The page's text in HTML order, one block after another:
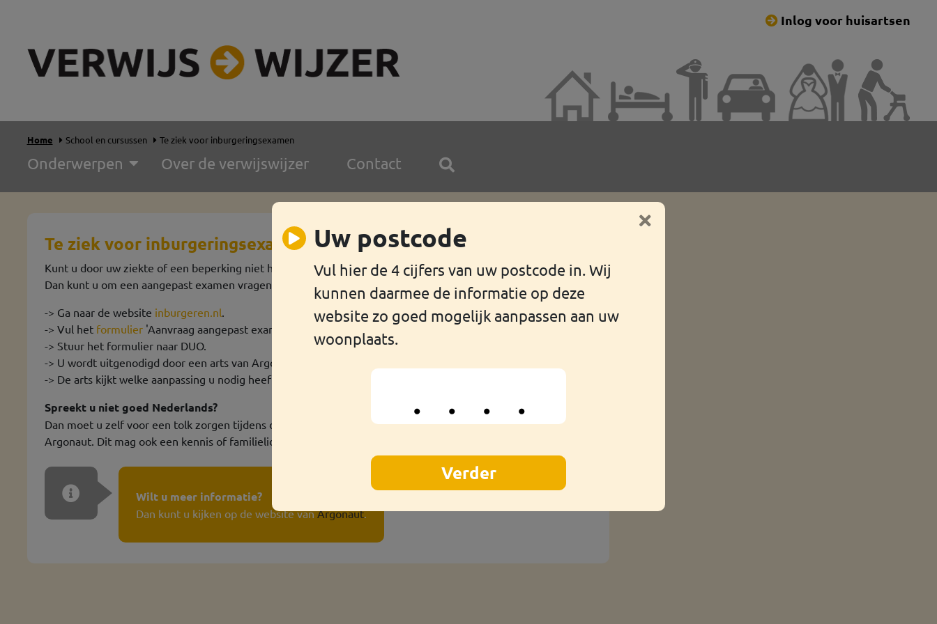
Inlog voor huisartsen
Home School en cursussen Te ziek voor inburgeringsexamen
Onderwerpen Over de verwijswijzer Contact
Te ziek voor inburgeringsexamen
Kunt u door uw ziekte of een beperking niet het inburgeringsexamen maken?
Dan kunt u om een aangepast examen vragen.
-> Ga naar de website inburgeren.nl
-> Vul hetformulier'Aanvraag aangepast examen' in.
-> Stuur het formulier naar DUO.
-> U wordt uitgenodigd door een arts van Argonaut.
-> De arts kijkt welke aanpassing u nodig heeft.
Spreekt u niet goed Nederlands?
Dan moet u zelf voor een tolk zorgen tijdens de afspraak met de medisch adviseur van de GGD of de arts van
Argonaut. Dit mag ook een kennis of familielid zijn.
Wilt u meer informatie?
Dan kunt u kijken op de website vanArgonaut.
Uw postcode
Vul hier de 4 cijfers van uw postcode in. Wij
kunnen daarmee de informatie op deze
website zo goed mogelijk aanpassen aan uw
woonplaats.